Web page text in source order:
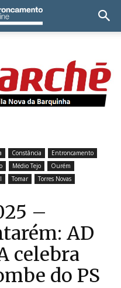
Constância
Entroncamento
Médio Tejo
Ourém
Tomar
Torres Novas
–
AD
celebra
do PS